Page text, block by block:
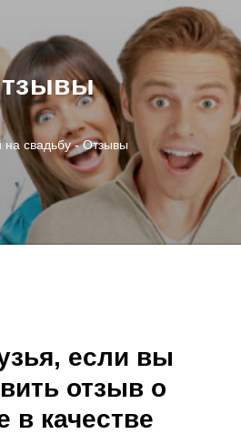
свадьбу - Отзывы
если вы
отзыв о
в качестве